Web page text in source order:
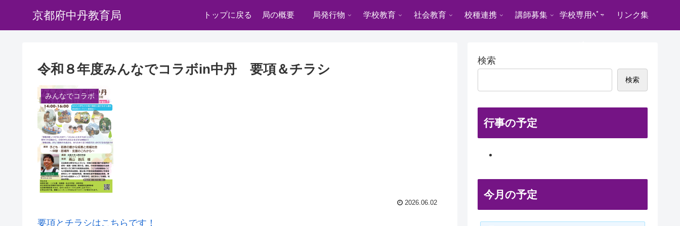
京都府中丹教育局 トップに戻る 局の概要 局発行物 学校教育 社会教育 校種連携 講師募集 学校専用ﾍﾟｰ リンク集
令和８年度みんなでコラボin中丹 要項＆チラシ
みんなでコラボ
2026.06.02
要項とチラシはこちらです！
検索
検索
行事の予定
今月の予定